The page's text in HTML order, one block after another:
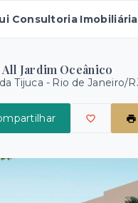
Consultoria
All Jardim Oceânico
Tijuca - Rio de Janeiro/